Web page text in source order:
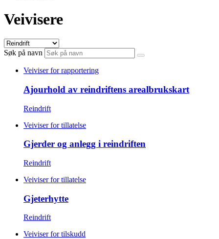
Veivisere
Søk på navn
Veiviser for rapportering
Ajourhold av reindriftens arealbrukskart
Reindrift
Veiviser for tillatelse
Gjerder og anlegg i reindriften
Reindrift
Veiviser for tillatelse
Gjeterhytte
Reindrift
Veiviser for tilskudd